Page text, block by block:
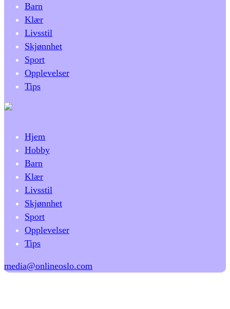
Barn
Klær
Livsstil
Skjønnhet
Sport
Opplevelser
Tips
Hjem
Hobby
Barn
Klær
Livsstil
Skjønnhet
Sport
Opplevelser
Tips
media@onlineoslo.com